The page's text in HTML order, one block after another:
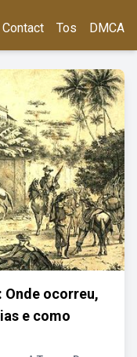
Contact Tos DMCA
Onde ocorreu,
e como